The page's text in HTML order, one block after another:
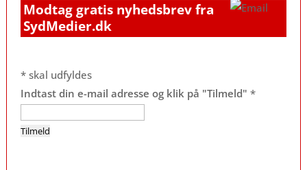
Modtag gratis nyhedsbrev fra
SydMedier.dk
*skal udfyldes
Indtast din e-mail adresse og klik på "Tilmeld" *